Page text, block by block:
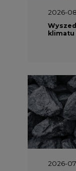
2026-
klimatu
2026-